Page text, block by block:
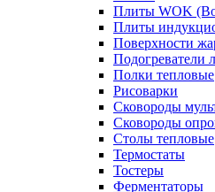
Плиты WOK
Плиты
Поверхности
Подогреватели
Полки тепловые
Рисоварки
Сковороды
Сковороды
Столы тепловые
Термостаты
Тостеры
Ферментаторы